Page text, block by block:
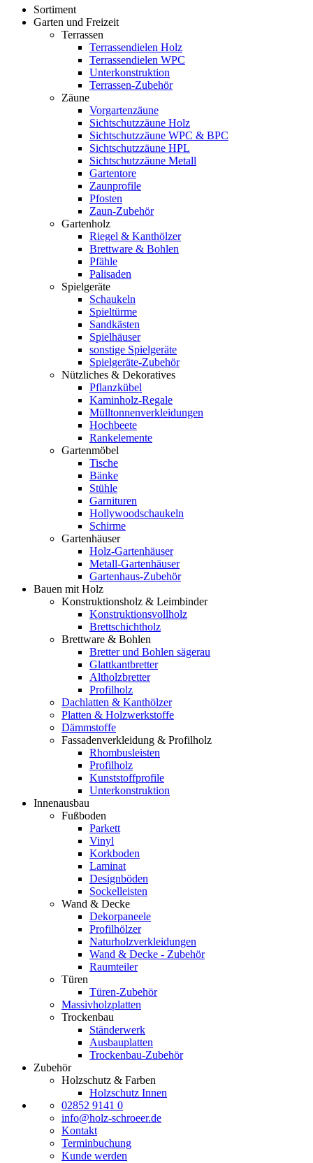
Sortiment
Garten und Freizeit
Terrassen
Terrassendielen Holz
Terrassendielen WPC
Unterkonstruktion
Terrassen-Zubehör
Zäune
Vorgartenzäune
Sichtschutzzäune Holz
Sichtschutzzäune WPC & BPC
Sichtschutzzäune HPL
Sichtschutzzäune Metall
Gartentore
Zaunprofile
Pfosten
Zaun-Zubehör
Gartenholz
Riegel & Kanthölzer
Brettware & Bohlen
Pfähle
Palisaden
Spielgeräte
Schaukeln
Spieltürme
Sandkästen
Spielhäuser
sonstige Spielgeräte
Spielgeräte-Zubehör
Nützliches & Dekoratives
Pflanzkübel
Kaminholz-Regale
Mülltonnenverkleidungen
Hochbeete
Rankelemente
Gartenmöbel
Tische
Bänke
Stühle
Garnituren
Hollywoodschaukeln
Schirme
Gartenhäuser
Holz-Gartenhäuser
Metall-Gartenhäuser
Gartenhaus-Zubehör
Bauen mit Holz
Konstruktionsholz & Leimbinder
Konstruktionsvollholz
Brettschichtholz
Brettware & Bohlen
Bretter und Bohlen sägerau
Glattkantbretter
Altholzbretter
Profilholz
Dachlatten & Kanthölzer
Platten & Holzwerkstoffe
Dämmstoffe
Fassadenverkleidung & Profilholz
Rhombusleisten
Profilholz
Kunststoffprofile
Unterkonstruktion
Innenausbau
Fußboden
Parkett
Vinyl
Korkboden
Laminat
Designböden
Sockelleisten
Wand & Decke
Dekorpaneele
Profilhölzer
Naturholzverkleidungen
Wand & Decke - Zubehör
Raumteiler
Türen
Türen-Zubehör
Massivholzplatten
Trockenbau
Ständerwerk
Ausbauplatten
Trockenbau-Zubehör
Zubehör
Holzschutz & Farben
Holzschutz Innen
02852 9141 0
info@holz-schroeer.de
Kontakt
Terminbuchung
Kunde werden